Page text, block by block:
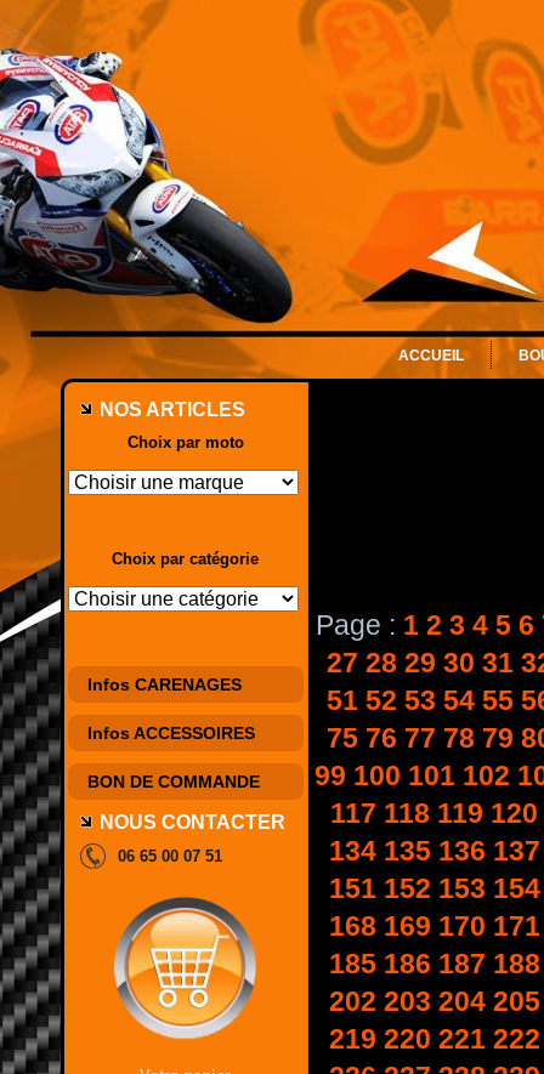
ACCUEIL
NOS ARTICLES
Choix par moto
Choix par catégorie
Infos CARENAGES
Infos ACCESSOIRES
BON DE COMMANDE
NOUS CONTACTER
06 65 00 07 51
Page : 1 2 3 4 5 6
27 28 29 30 31
51 52 53 54 55
75 76 77 78 79
99 100 101 102
117 118 119 120
134 135 136 137
151 152 153 154
168 169 170 171
185 186 187 188
202 203 204 205
219 220 221 222